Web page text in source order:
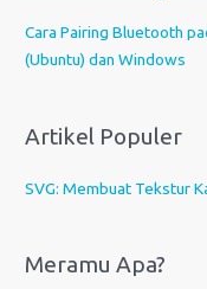
a
s
Cara Pairing Bluetooth
(Ubuntu) dan Windows
Artikel Populer
SVG: Membuat Tekstur
Meramu Apa?